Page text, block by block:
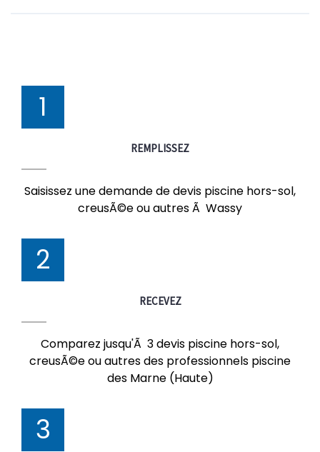
1
REMPLISSEZ
Saisissez une demande de devis piscine hors-sol,
creusÃ©e ou autres Ã Wassy
2
RECEVEZ
Comparez jusqu'Ã 3 devis piscine hors-sol,
creusÃ©e ou autres des professionnels piscine
des Marne (Haute)
3